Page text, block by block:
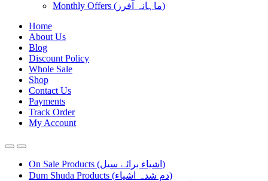
Monthly Offers (ماہانہ آفرز)
Home
About Us
Blog
Discount Policy
Whole Sale
Shop
Contact Us
Payments
Track Order
My Account
On Sale Products (اشیاء برائے سیل)
Dum Shuda Products (دم شدہ اشیاء)